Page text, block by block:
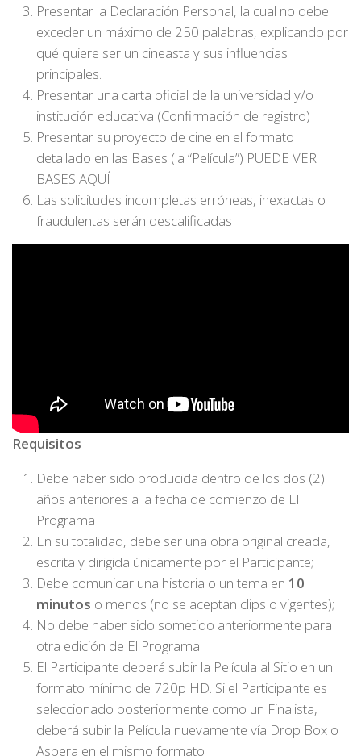
Presentar la Declaración Personal, la cual no debe
exceder un máximo de 250 palabras, explicando por
qué quiere ser un cineasta y sus influencias
principales.
Presentar una carta oficial de la universidad y/o
institución educativa (Confirmación de registro)
Presentar su proyecto de cine en el formato
detallado en las Bases (la “Película”) PUEDE VER
BASES AQUÍ
Las solicitudes incompletas erróneas, inexactas o
fraudulentas serán descalificadas
Requisitos
Debe haber sido producida dentro de los dos (2)
años anteriores a la fecha de comienzo de El
Programa
En su totalidad, debe ser una obra original creada,
escrita y dirigida únicamente por el Participante;
Debe comunicar una historia o un tema en 10
minutos o menos (no se aceptan clips o vigentes);
No debe haber sido sometido anteriormente para
otra edición de El Programa.
El Participante deberá subir la Película al Sitio en un
formato mínimo de 720p HD. Si el Participante es
seleccionado posteriormente como un Finalista,
deberá subir la Película nuevamente vía Drop Box o
Aspera en el mismo formato